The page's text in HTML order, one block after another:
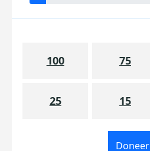
100 75
25 15
Doneer